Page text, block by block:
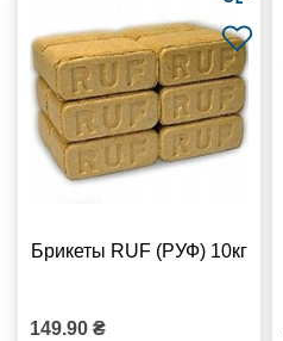
Брикеты RUF (РУФ) 10кг
149.90 ₴